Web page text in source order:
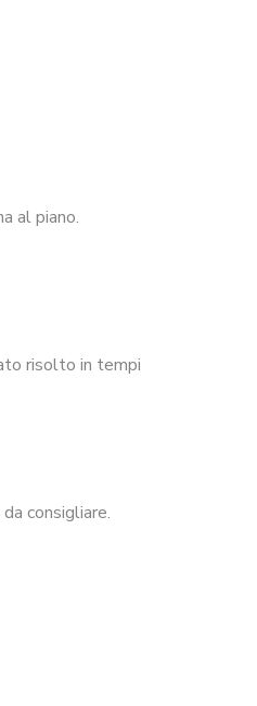
al piano.
risolto in tempi
consigliare.